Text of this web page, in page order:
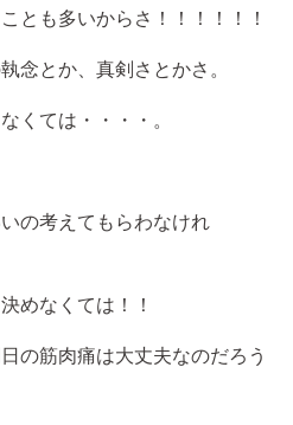
とも多いからさ！！！！！！
念とか、真剣さとかさ。
くては・・・・。
の考えてもらわなけれ
めなくては！！
の筋肉痛は大丈夫なのだろう